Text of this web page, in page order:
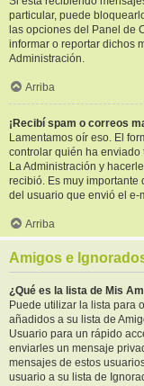
particular, puede
las opciones del Panel de
informar o reportar dichos
Administración.
Arriba
¡Recibí spam o correos
Lamentamos oír eso. El
controlar quién ha enviado
La Administración y
recibió. Es muy
del usuario que envió el e-
Arriba
Amigos e
¿Qué es la lista de Mis
Puede utilizar la lista para
añadidos a su lista de
Usuario para un rápido
enviarles un mensaje
mensajes de estos
usuario a su lista de